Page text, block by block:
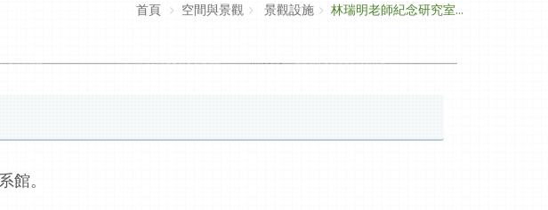
首頁 空間與景觀 景觀設施 林瑞明老師紀念研究室...
館。